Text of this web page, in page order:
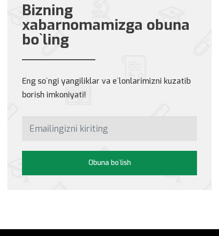
Bizning
xabarnomamizga obuna
bo`ling
Eng so`ngi yangiliklar va e`lonlarimizni kuzatib
borish imkoniyati!
Obuna bo`lish